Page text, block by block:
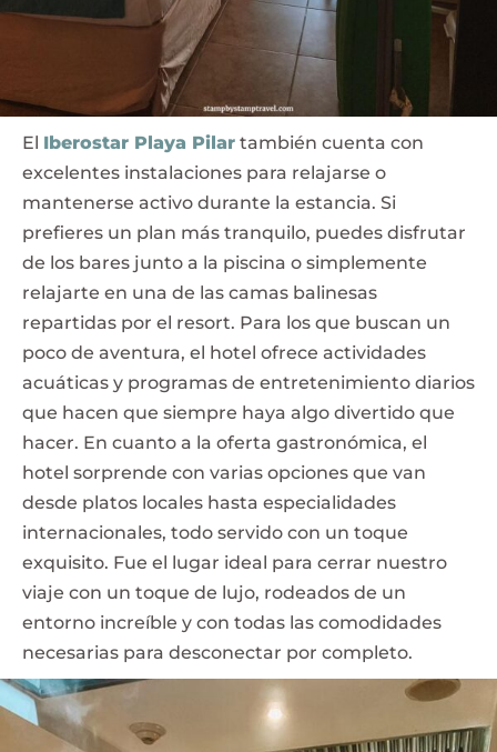
El Iberostar Playa Pilar también cuenta con
excelentes instalaciones para relajarse o
mantenerse activo durante la estancia. Si
prefieres un plan más tranquilo, puedes disfrutar
de los bares junto a la piscina o simplemente
relajarte en una de las camas balinesas
repartidas por el resort. Para los que buscan un
poco de aventura, el hotel ofrece actividades
acuáticas y programas de entretenimiento diarios
que hacen que siempre haya algo divertido que
hacer. En cuanto a la oferta gastronómica, el
hotel sorprende con varias opciones que van
desde platos locales hasta especialidades
internacionales, todo servido con un toque
exquisito. Fue el lugar ideal para cerrar nuestro
viaje con un toque de lujo, rodeados de un
entorno increíble y con todas las comodidades
necesarias para desconectar por completo.